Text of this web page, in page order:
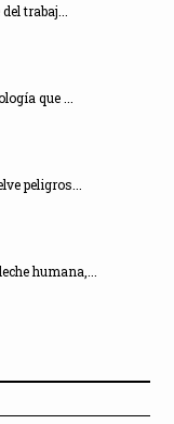
trabaj...
que ...
peligros...
humana,...